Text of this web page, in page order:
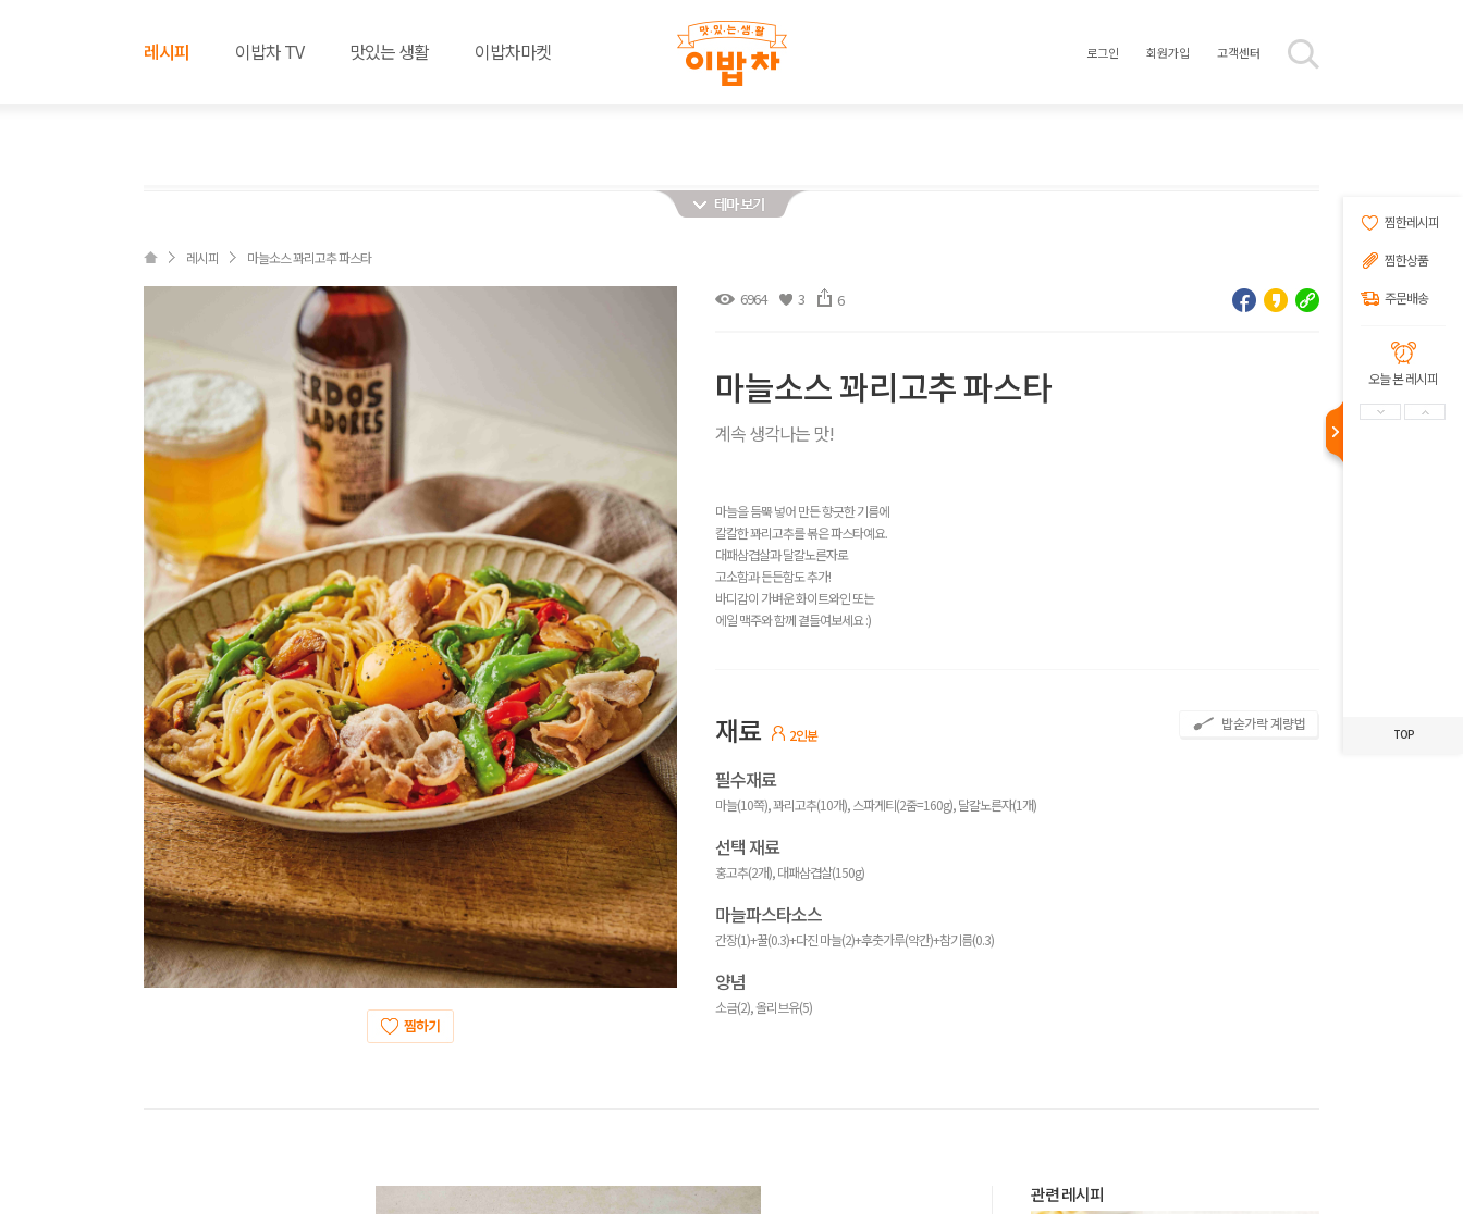
레시피 이밥차 TV 맛있는 생활 이밥차마켓 로그인 회원가입 고객센터
찜한레시피
찜한상품
주문배송
오늘 본 레시피
TOP
레시피 마늘소스 꽈리고추 파스타
6964 3 6
마늘소스 꽈리고추 파스타
계속 생각나는 맛!
마늘을 듬뿍 넣어 만든 향긋한 기름에
칼칼한 꽈리고추를 볶은 파스타예요.
대패삼겹살과 달걀노른자로
고소함과 든든함도 추가!
바디감이 가벼운 화이트와인 또는
에일 맥주와 함께 곁들여보세요 :)
재료 2인분
필수재료
마늘(10쪽), 꽈리고추(10개), 스파게티(2줌=160g), 달걀노른자(1개)
선택 재료
홍고추(2개), 대패삼겹살(150g)
마늘파스타소스
간장(1)+꿀(0.3)+다진 마늘(2)+후춧가루(약간)+참기름(0.3)
양념
소금(2), 올리브유(5)
관련 레시피